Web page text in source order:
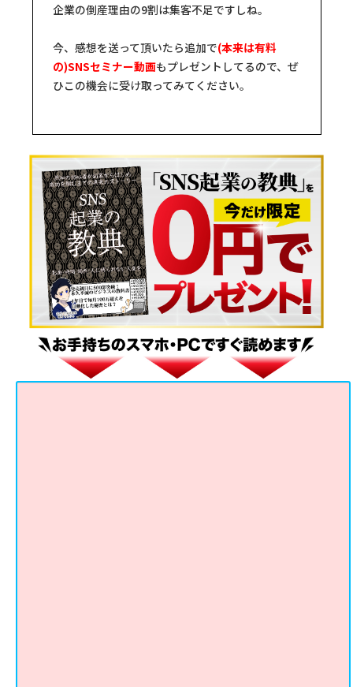
企業の倒産理由の9割は集客不足ですしね。
今、感想を送って頂いたら追加で(本来は有料
の)SNSセミナー動画もプレゼントしてるので、ぜ
ひこの機会に受け取ってみてください。